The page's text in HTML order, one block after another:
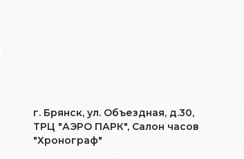
г. Брянск, ул. Объездная, д.30,
ТРЦ "АЭРО ПАРК", Салон часов
"Хронограф"